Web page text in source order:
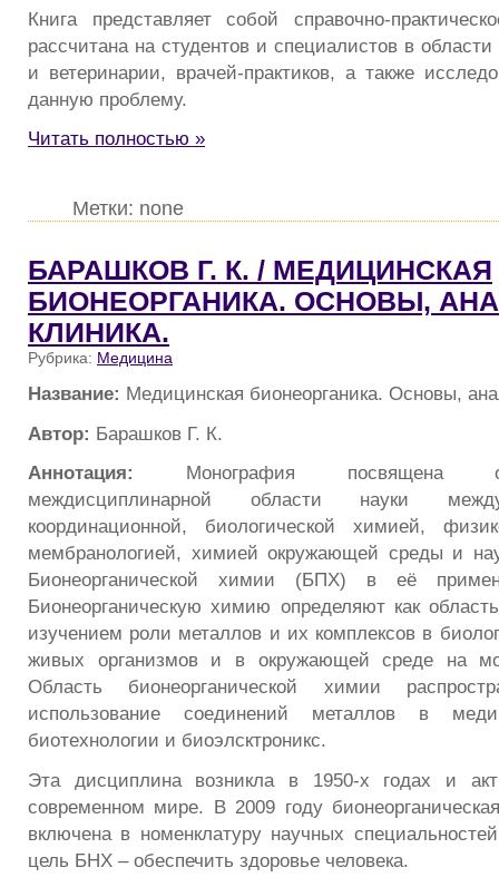
Книга представляет собой справочно-
рассчитана на студентов и специалистов в
и ветеринарии, врачей-практиков, а также
данную проблему.
Читать полностью »
Метки: none
БАРАШКОВ Г. К. / МЕДИЦИНСКАЯ
БИОНЕОРГАНИКА. ОСНОВЫ,
КЛИНИКА.
Рубрика: Медицина
Название: Медицинская бионеорганика. Основы,
Автор: Барашков Г. К.
Аннотация: Монография посвящена
междисциплинарной области науки между
координационной, биологической химией,
мембранологией, химией окружающей среды и
Бионеорганической химии (БПХ) в её
Бионеорганическую химию определяют как
изучением роли металлов и их комплексов в
живых организмов и в окружающей среде на
Область бионеорганической химии
использование соединений металлов в
биотехнологии и биоэлсктроникс.
Эта дисциплина возникла в 1950-х годах и
современном мире. В 2009 году
включена в номенклатуру научных
цель БНХ – обеспечить здоровье человека.